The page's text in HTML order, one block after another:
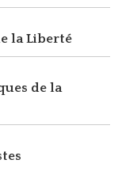
la Liberté
de la